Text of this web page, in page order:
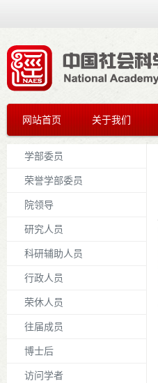
网站首页 关于我们
学部委员
荣誉学部委员
院领导
研究人员
科研辅助人员
行政人员
荣休人员
往届成员
博士后
访问学者